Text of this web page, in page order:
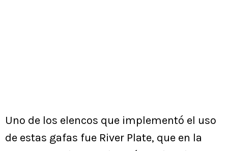
Uno de los elencos que implementó el uso
de estas gafas fue River Plate, que en la